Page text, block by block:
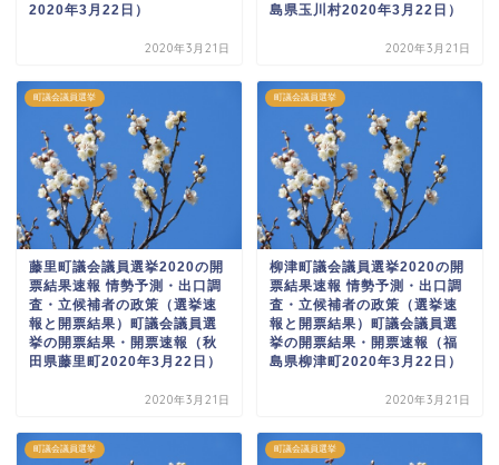
2020年3月22日）
2020年3月21日
島県玉川村2020年3月22日）
2020年3月21日
町議会議員選挙
藤里町議会議員選挙2020の開
票結果速報 情勢予測・出口調
査・立候補者の政策（選挙速
報と開票結果）町議会議員選
挙の開票結果・開票速報（秋
田県藤里町2020年3月22日）
2020年3月21日
町議会議員選挙
柳津町議会議員選挙2020の開
票結果速報 情勢予測・出口調
査・立候補者の政策（選挙速
報と開票結果）町議会議員選
挙の開票結果・開票速報（福
島県柳津町2020年3月22日）
2020年3月21日
町議会議員選挙 町議会議員選挙